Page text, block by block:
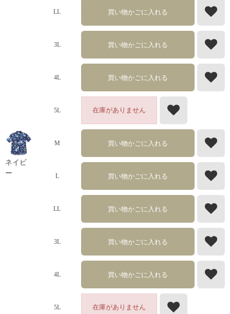
LL 買い物かごに入れる
3L 買い物かごに入れる
4L 買い物かごに入れる
5L 在庫がありません
ネイビ
ー
M 買い物かごに入れる
L 買い物かごに入れる
LL 買い物かごに入れる
3L 買い物かごに入れる
4L 買い物かごに入れる
5L 在庫がありません